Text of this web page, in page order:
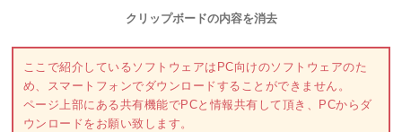
クリップボードの内容を消去
ここで紹介しているソフトウェアはPC向けのソフトウェアのた
め、スマートフォンでダウンロードすることができません。
ページ上部にある共有機能でPCと情報共有して頂き、PCからダ
ウンロードをお願い致します。